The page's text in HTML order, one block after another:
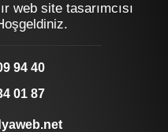
web site tasarımcısı
94 40
01 87